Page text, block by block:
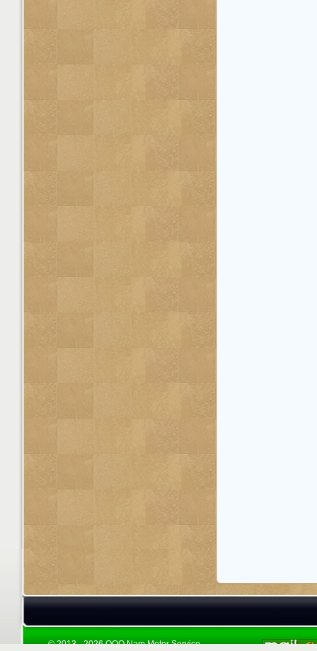
© 2013 - 2026 ООО Nam Motor Service